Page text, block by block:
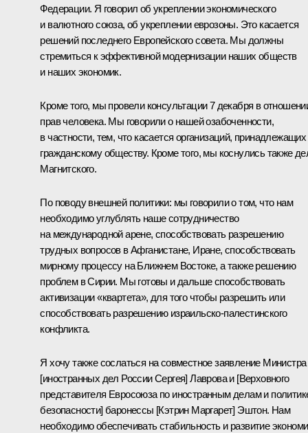
Федерации. Я говорил об укреплении экономического
и валютного союза, об укреплении еврозоны. Это касается
решений последнего Европейского совета. Мы должны
стремиться к эффективной модернизации наших обществ
и наших экономик.
Кроме того, мы провели консультации 7 декабря в
прав человека. Мы говорили о нашей озабоченности,
в частности, тем, что касается организаций, принадлежащих
гражданскому обществу. Кроме того, мы коснулись также
Магнитского.
По поводу внешней политики: мы говорили о том, что нам
необходимо углублять наше сотрудничество
на международной арене, способствовать разрешению
трудных вопросов в Афганистане, Иране, способствовать
мирному процессу на Ближнем Востоке, а также решению
проблем в Сирии. Мы готовы и дальше способствовать
активизации «квартета», для того чтобы разрешить или
способствовать разрешению израильско-палестинского
конфликта.
Я хочу также сослаться на совместное заявление Министра
[иностранных дел России Сергея] Лаврова и [Верховного
представителя Евросоюза по иностранным делам и
безопасности] баронессы [Кэтрин Маргарет] Эштон. Нам
необходимо обеспечивать стабильность и развитие